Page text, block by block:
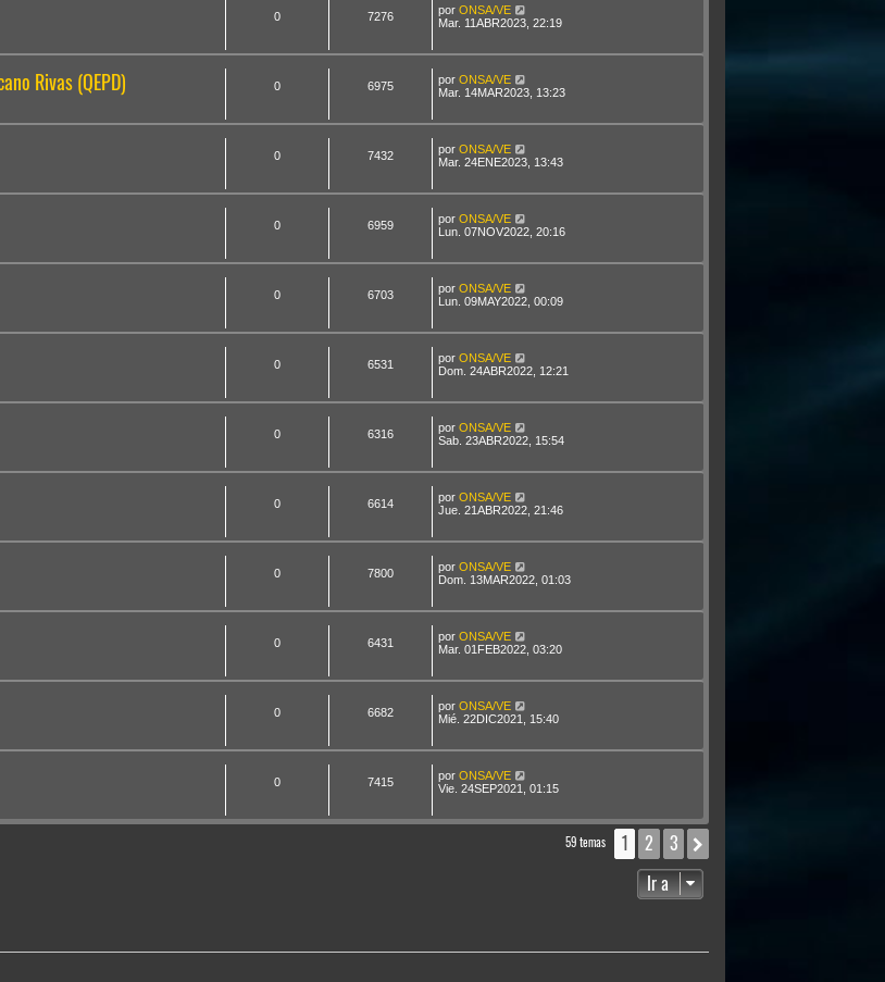
0 7276 por ONSA/VE
Mar. 11ABR2023, 22:19
Rivas (QEPD) 0 6975 por ONSA/VE
Mar. 14MAR2023, 13:23
0 7432 por ONSA/VE
Mar. 24ENE2023, 13:43
0 6959 por ONSA/VE
Lun. 07NOV2022, 20:16
0 6703 por ONSA/VE
Lun. 09MAY2022, 00:09
0 6531 por ONSA/VE
Dom. 24ABR2022, 12:21
0 6316 por ONSA/VE
Sab. 23ABR2022, 15:54
0 6614 por ONSA/VE
Jue. 21ABR2022, 21:46
0 7800 por ONSA/VE
Dom. 13MAR2022, 01:03
0 6431 por ONSA/VE
Mar. 01FEB2022, 03:20
0 6682 por ONSA/VE
Mié. 22DIC2021, 15:40
0 7415 por ONSA/VE
Vie. 24SEP2021, 01:15
59 temas 1 2 3
Ir a